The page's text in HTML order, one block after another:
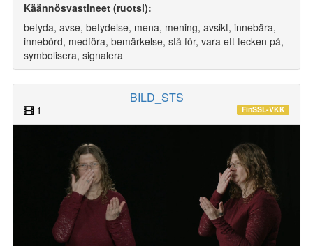
Käännösvastineet (ruotsi):
betyda, avse, betydelse, mena, mening, avsikt, innebära,
innebörd, medföra, bemärkelse, stå för, vara ett tecken på,
symbolisera, signalera
BILD_STS
1 FinSSL-VKK